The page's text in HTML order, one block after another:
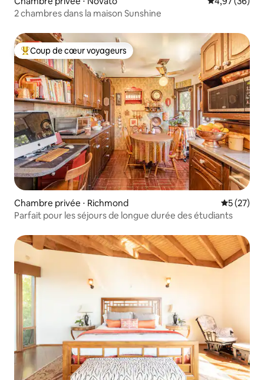
2 chambres dans la maison Sunshine
Coups de cœur voyageurs les plus appréciés
Coup de cœur voyageurs
Chambre privée ⋅ Richmond
5 (27)
Parfait pour les séjours de longue durée des étudiants